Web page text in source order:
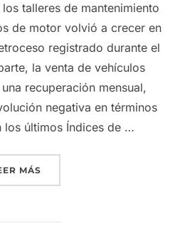
talleres de mantenimiento
de motor volvió a crecer en
registrado durante el
la venta de vehículos
recuperación mensual,
negativa en términos
los últimos Índices de …
MÁS«LOS TALLERES